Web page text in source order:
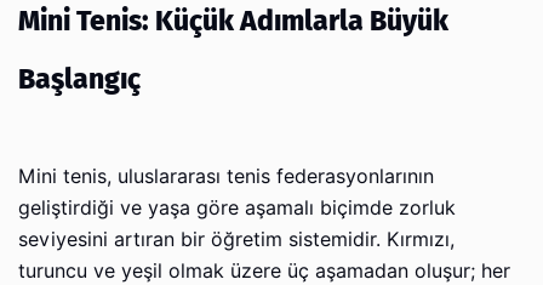
Mini Tenis: Küçük Adımlarla Büyük
Başlangıç
Mini tenis, uluslararası tenis federasyonlarının
geliştirdiği ve yaşa göre aşamalı biçimde zorluk
seviyesini artıran bir öğretim sistemidir. Kırmızı,
turuncu ve yeşil olmak üzere üç aşamadan oluşur; her